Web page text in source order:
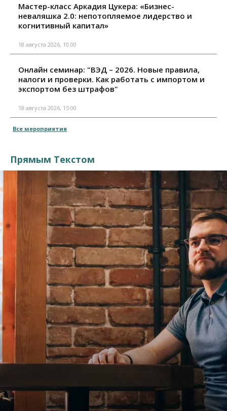
Мастер-класс Аркадия Цукера: «Бизнес-
неваляшка 2.0: непотопляемое лидерство и
когнитивный капитал»
18 августа 2026, 10:00
Онлайн семинар: "ВЭД – 2026. Новые правила,
налоги и проверки. Как работать с импортом и
экспортом без штрафов"
18 августа 2026, 15:00
Все мероприятия
Прямым Текстом